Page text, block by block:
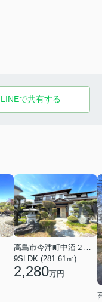
LINEで共有する
9SLDK (281.61㎡)
2,280万円